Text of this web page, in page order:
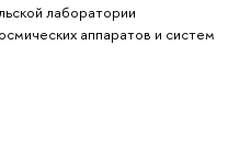
лаборатории
аппаратов и систем